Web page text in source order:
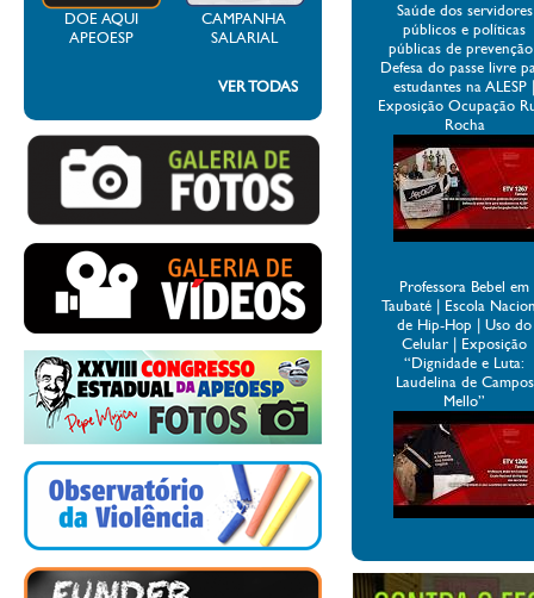
DOE AQUI
APEOESP
CAMPANHA
SALARIAL
VER TODAS
Saúde dos servidores
públicos e políticas
públicas de
Defesa do passe livre
estudantes na ALESP
Exposição Ocupação
Rocha
Professora Bebel em
Taubaté | Escola
de Hip-Hop | Uso do
Celular | Exposição
“Dignidade e Luta:
Laudelina de Campos
Mello”